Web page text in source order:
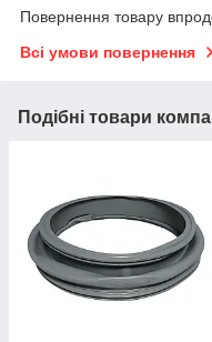
Повернення товару
Всі умови повернення
Подібні товари